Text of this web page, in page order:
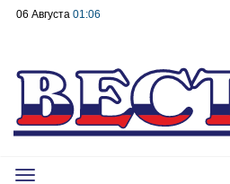
06 Августа 01:06
Toggle